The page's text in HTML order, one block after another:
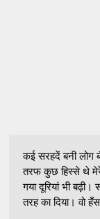
कई सरहदें बनी
तरफ कुछ हिस्से थे
गया दूरियां भी
तरह का दिया। वो